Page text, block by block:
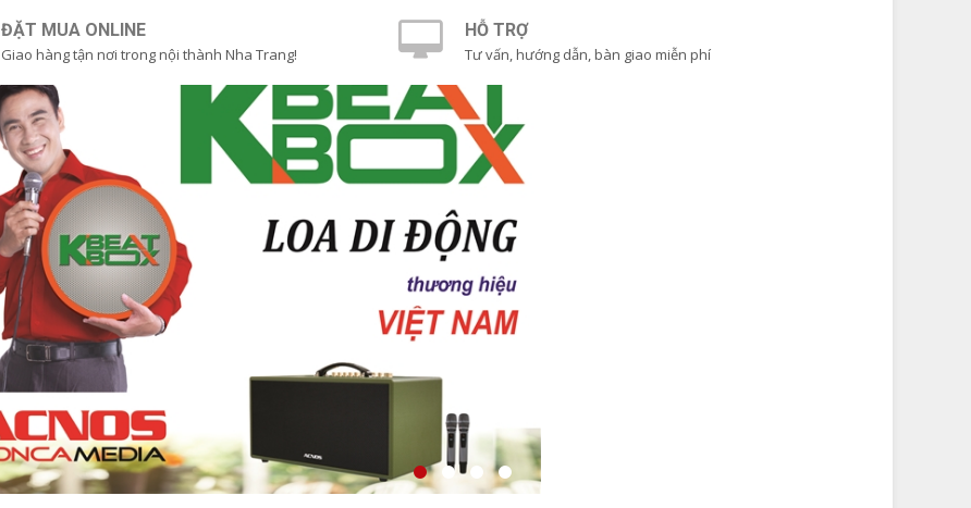
ĐẶT MUA ONLINE
Giao hàng tận nơi trong nội thành Nha Trang!
HỖ TRỢ
Tư vấn, hướng dẫn, bàn giao miễn phí